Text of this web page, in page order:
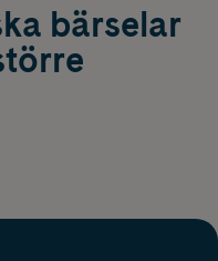
bärselar